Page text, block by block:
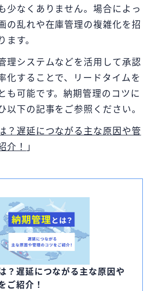
少なくありません。場合によっ
の乱れや在庫管理の複雑化を招
す。
理システムなどを活用して承認
化することで、リードタイムを
も可能です。納期管理のコツに
以下の記事をご参照ください。
？遅延につながる主な原因や管
介！ 」
？遅延につながる主な原因や
ご紹介！